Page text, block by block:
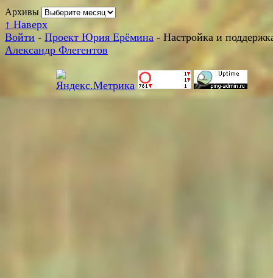
Архивы
↑ Наверх
Войти - Проект Юрия Ерёмина - Настройка и
Александр Флегентов